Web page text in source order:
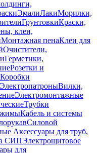
ЭмалиЛакиМорилки,
ГрунтовкиКраски,
клеи,
Монтажная пенаКлеи для
Очистители,
Герметики,
Розетки и
Коробки
ЭлектропатроныВилки,
Электромонтажные
Трубки
Кабель и системы
Силовой
Аксессуары для труб,
СИПЭлектрощитовое
для